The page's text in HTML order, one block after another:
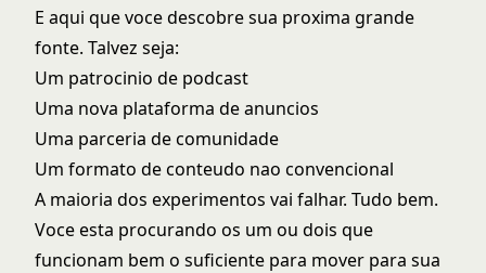
E aqui que voce descobre sua proxima grande
fonte. Talvez seja:
Um patrocinio de podcast
Uma nova plataforma de anuncios
Uma parceria de comunidade
Um formato de conteudo nao convencional
A maioria dos experimentos vai falhar. Tudo bem.
Voce esta procurando os um ou dois que
funcionam bem o suficiente para mover para sua